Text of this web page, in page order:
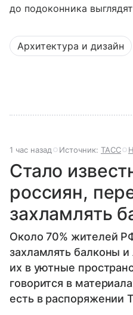
до подоконника
Архитектура и дизайн
1 час назад Источник: ТАСС
Стало
россиян,
захламлять
Около 70% жителей
захламлять балконы
их в уютные
говорится в
есть в распоряжении